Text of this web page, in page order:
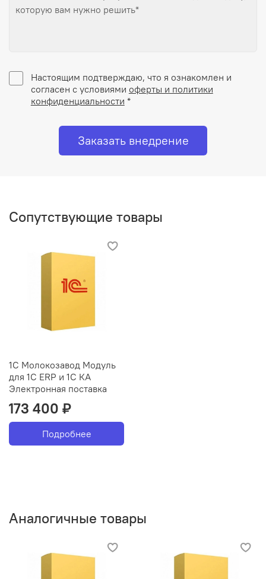
Настоящим подтверждаю, что я ознакомлен и
согласен с условиями оферты и политики
конфиденциальности *
Заказать внедрение
Сопутствующие товары
1С Молокозавод Модуль
для 1С ERP и 1С КА
Электронная поставка
173 400 ₽
Подробнее
Аналогичные товары